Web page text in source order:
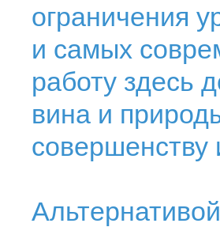
ограничения
и самых
работу здесь
вина и